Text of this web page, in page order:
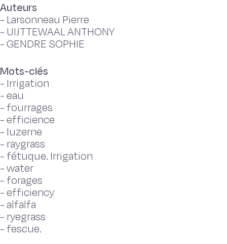
Auteurs
- Larsonneau Pierre
- UIJTTEWAAL ANTHONY
-GENDRE SOPHIE
Mots-clés
- Irrigation
-eau
- fourrages
-efficience
- luzerne
- raygrass
- fétuque. Irrigation
-water
- forages
-efficiency
- alfalfa
- ryegrass
- fescue.